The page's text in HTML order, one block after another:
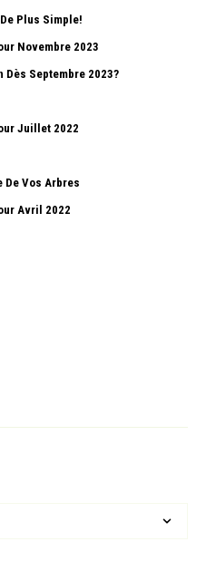
Plus Simple!
Novembre 2023
Dès Septembre 2023?
Juillet 2022
De Vos Arbres
Avril 2022